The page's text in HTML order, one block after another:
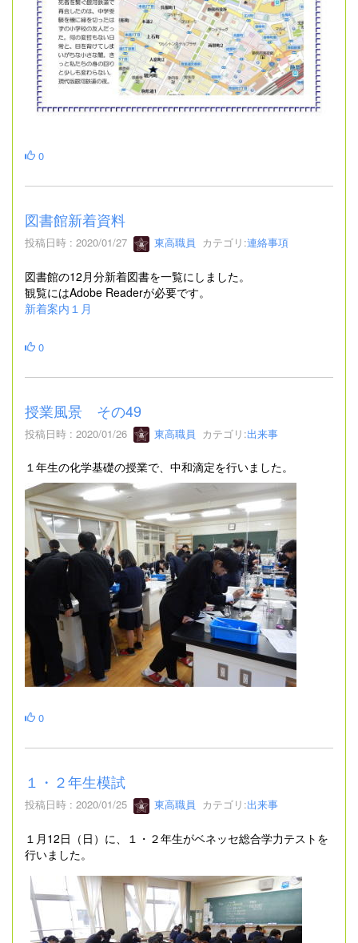
0
図書館新着資料
投稿日時 : 2020/01/27 東高職員 カテゴリ:連絡事項
図書館の12月分新着図書を一覧にしました。
観覧にはAdobe Readerが必要です。
新着案内１月
0
授業風景 その49
投稿日時 : 2020/01/26 東高職員 カテゴリ:出来事
１年生の化学基礎の授業で、中和滴定を行いました。
0
１・２年生模試
投稿日時 : 2020/01/25 東高職員 カテゴリ:出来事
１月12日（日）に、１・２年生がベネッセ総合学力テストを
行いました。